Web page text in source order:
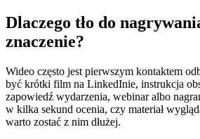
Dlaczego tło do
znaczenie?
Wideo często jest pierwszym kontaktem
być krótki film na LinkedInie, instrukcja
zapowiedź wydarzenia, webinar albo
w kilka sekund ocenia, czy materiał
warto zostać z nim dłużej.